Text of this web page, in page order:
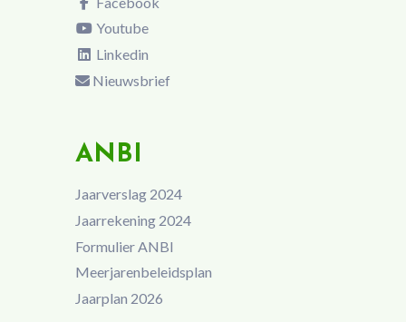
Youtube
Linkedin
Nieuwsbrief
ANBI
Jaarverslag 2024
Jaarrekening 2024
Formulier ANBI
Meerjarenbeleidsplan
Jaarplan 2026